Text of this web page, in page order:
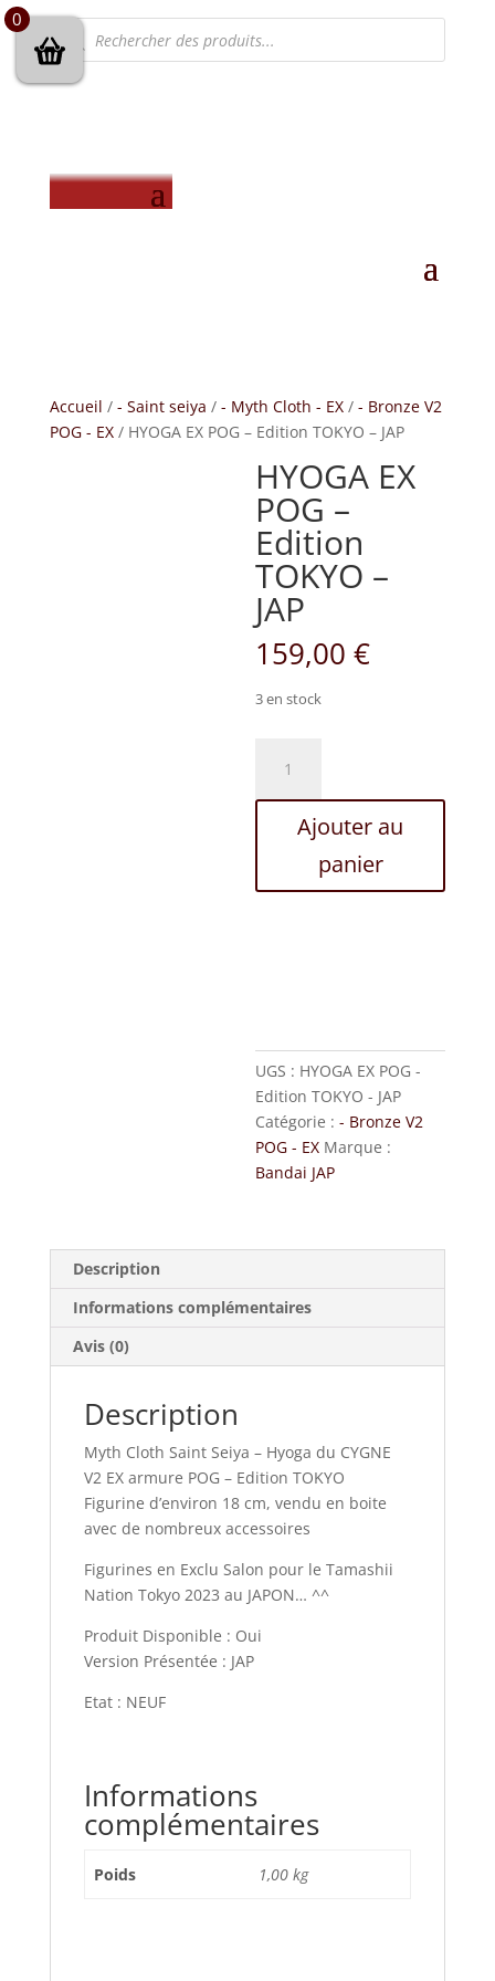
Recherche
de
produits
Accueil / - Saint seiya / - Myth Cloth - EX/ - Bronze V2
POG - EX/ HYOGA EX POG – Edition TOKYO – JAP
HYOGA EX
POG –
Edition
TOKYO –
JAP
159,00€
3 en stock
HYOGA
Ajouter au
panier
UGS : HYOGA EX POG -
Edition TOKYO - JAP
Catégorie :- Bronze V2
POG - EX Marque :
Bandai JAP
Description
Informations complémentaires
Avis (0)
Description
Myth Cloth Saint Seiya – Hyoga du CYGNE
V2 EX armure POG – Edition TOKYO
Figurine d’environ 18 cm, vendu en boite
avec de nombreux accessoires
Figurines en Exclu Salon pour le Tamashii
Nation Tokyo 2023 au JAPON… ^^
Produit Disponible : Oui
Version Présentée : JAP
Etat : NEUF
Informations
complémentaires
Poids 1,00 kg
0